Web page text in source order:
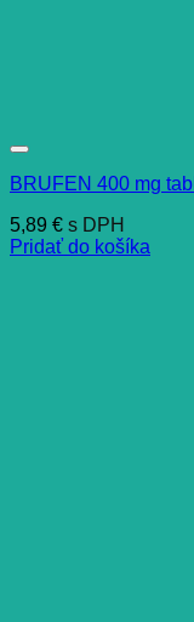
BRUFEN 400 mg
5,89 € s DPH
Pridať do košíka